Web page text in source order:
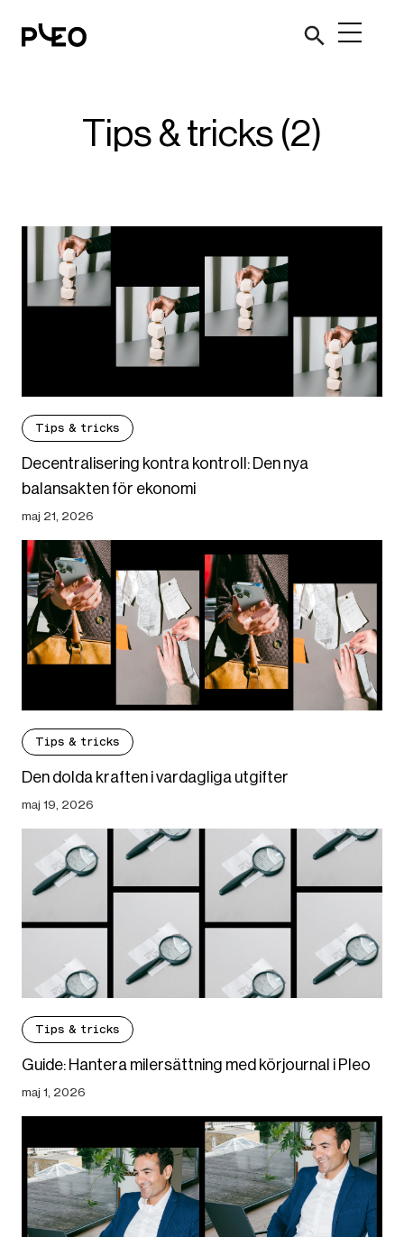
Tips & tricks (2)
Tips & tricks
Decentralisering kontra kontroll: Den nya
balansakten för ekonomi
maj 21, 2026
Tips & tricks
Den dolda kraften i vardagliga utgifter
maj 19, 2026
Tips & tricks
Guide: Hantera milersättning med körjournal i Pleo
maj 1, 2026